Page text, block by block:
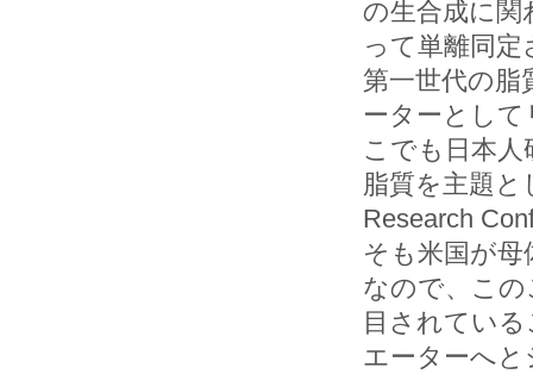
の生合成に関
って単離同
第一世代の
ーターとし
こでも日本
脂質を主題と
Research
そも米国が
なので、こ
目されてい
エーターへ